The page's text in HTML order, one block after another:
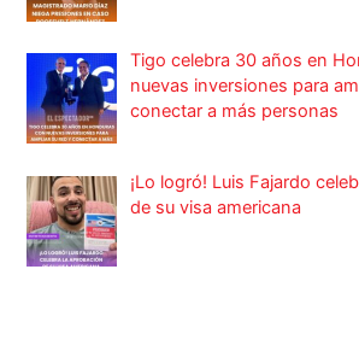
Tigo celebra 30 años en
nuevas inversiones para
conectar a más personas
¡Lo logró! Luis Fajardo
de su visa americana